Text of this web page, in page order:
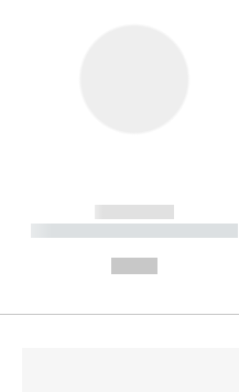
------------
----------- ----------- --------